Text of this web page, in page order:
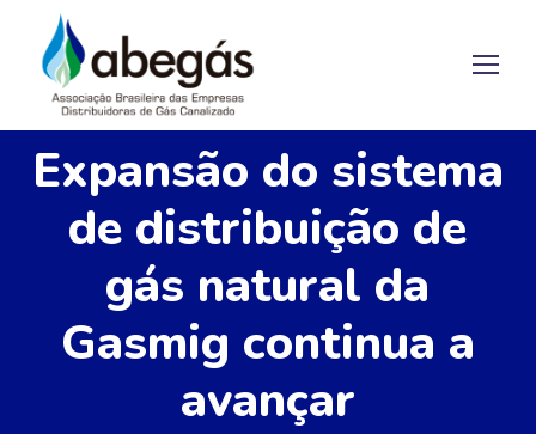
Expansão do sistema
de distribuição de
gás natural da
Gasmig continua a
avançar